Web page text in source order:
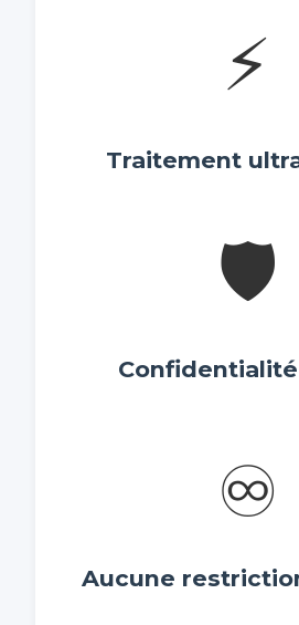
⚡
Traitement
🛡️
♾️
Aucune